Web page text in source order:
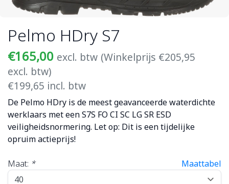
Pelmo HDry S7
€165,00 excl. btw (Winkelprijs €205,95
excl. btw)
€199,65 incl. btw
De Pelmo HDry is de meest geavanceerde waterdichte
werklaars met een S7S FO CI SC LG SR ESD
veiligheidsnormering. Let op: Dit is een tijdelijke
opruim actieprijs!
Maattabel
Maat: *